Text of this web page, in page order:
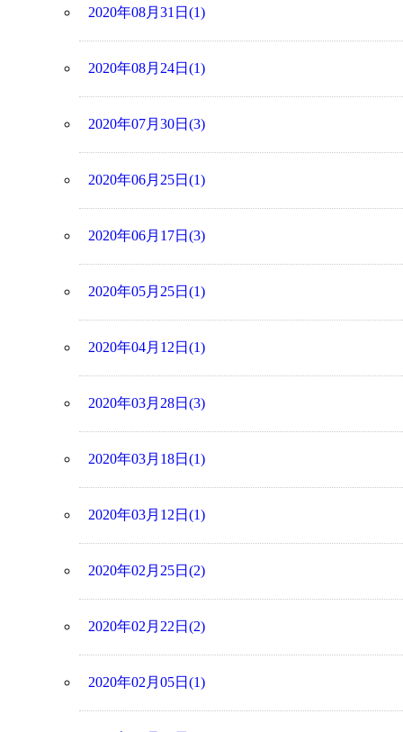
2020年08月31日(1)
2020年08月24日(1)
2020年07月30日(3)
2020年06月25日(1)
2020年06月17日(3)
2020年05月25日(1)
2020年04月12日(1)
2020年03月28日(3)
2020年03月18日(1)
2020年03月12日(1)
2020年02月25日(2)
2020年02月22日(2)
2020年02月05日(1)